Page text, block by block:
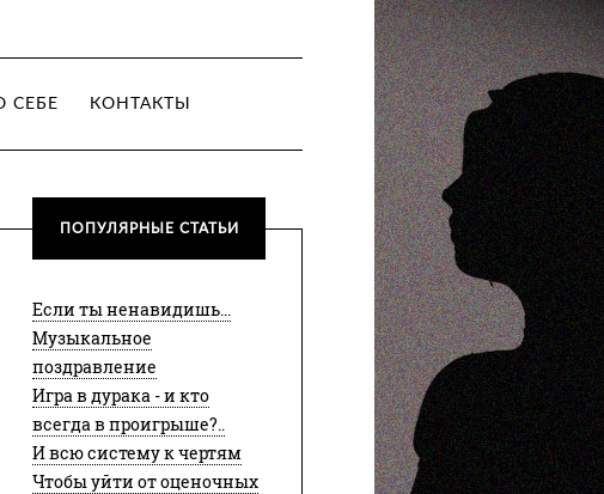
СЕБЕ КОНТАКТЫ
ПОПУЛЯРНЫЕ СТАТЬИ
Если ты ненавидишь...
Музыкальное
поздравление
Игра в дурака - и кто
всегда в проигрыше?..
И всю систему к чертям
Чтобы уйти от оценочных